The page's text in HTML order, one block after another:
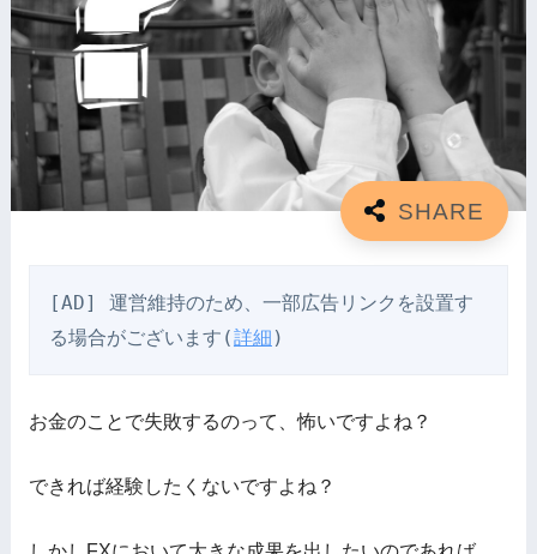
[AD] 運営維持のため、一部広告リンクを設置す
る場合がございます(詳細 )
お金のことで失敗するのって、怖いですよね？
できれば経験したくないですよね？